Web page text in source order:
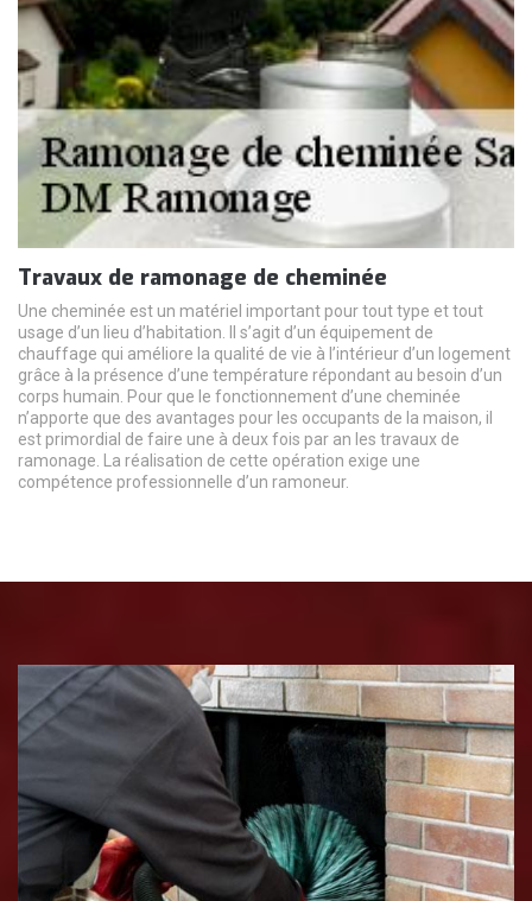
Travaux de ramonage de cheminée
Une cheminée est un matériel important pour tout type et tout
usage d’un lieu d’habitation. Il s’agit d’un équipement de
chauffage qui améliore la qualité de vie à l’intérieur d’un logement
grâce à la présence d’une température répondant au besoin d’un
corps humain. Pour que le fonctionnement d’une cheminée
n’apporte que des avantages pour les occupants de la maison, il
est primordial de faire une à deux fois par an les travaux de
ramonage. La réalisation de cette opération exige une
compétence professionnelle d’un ramoneur.